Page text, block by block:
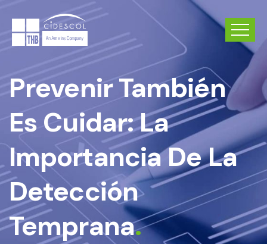
Prevenir También
Es Cuidar: La
Importancia De La
Detección
Temprana.